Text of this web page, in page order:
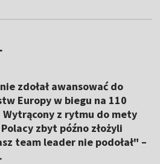
zdołał awansować do
Europy w biegu na 110
z rytmu do mety
zbyt późno złożyli
team leader nie podołał" –